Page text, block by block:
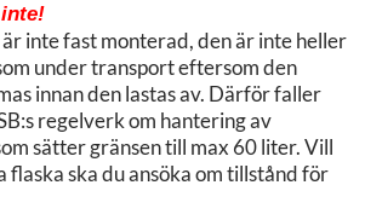
inte fast monterad, den är inte heller
under transport eftersom den
innan den lastas av. Därför faller
regelverk om hantering av
sätter gränsen till max 60 liter. Vill
flaska ska du ansöka om tillstånd för